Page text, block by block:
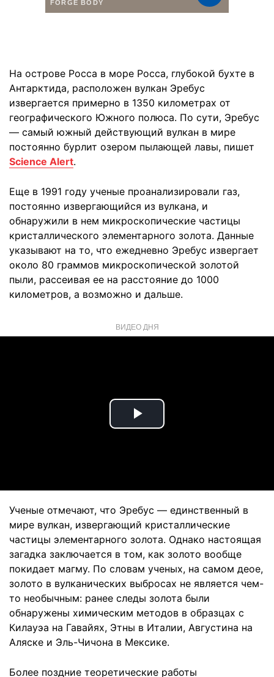
На острове Росса в море Росса, глубокой бухте в
Антарктида, расположен вулкан Эребус
извергается примерно в 1350 километрах от
географического Южного полюса. По сути, Эребус
— самый южный действующий вулкан в мире
постоянно бурлит озером пылающей лавы, пишет
Science Alert.
Еще в 1991 году ученые проанализировали газ,
постоянно извергающийся из вулкана, и
обнаружили в нем микроскопические частицы
кристаллического элементарного золота. Данные
указывают на то, что ежедневно Эребус извергает
около 80 граммов микроскопической золотой
пыли, рассеивая ее на расстояние до 1000
километров, а возможно и дальше.
ВИДЕО ДНЯ
Play
Ученые отмечают, что Эребус — единственный в
мире вулкан, извергающий кристаллические
частицы элементарного золота. Однако настоящая
загадка заключается в том, как золото вообще
покидает магму. По словам ученых, на самом деое,
золото в вулканических выбросах не является чем-
то необычным: ранее следы золота были
обнаружены химическим методов в образцах с
Килауэа на Гавайях, Этны в Италии, Августина на
Аляске и Эль-Чичона в Мексике.
Более поздние теоретические работы